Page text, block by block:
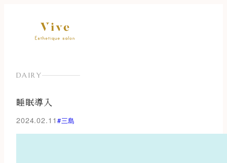
DAIRY
睡眠導入
2024.02.11 #三島